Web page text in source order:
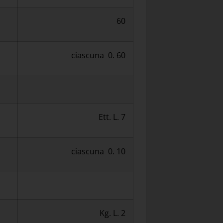
60
ciascuna 0. 60
Ett. L. 7
ciascuna 0. 10
Kg. L. 2